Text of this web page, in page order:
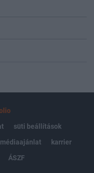
süti beállítások
médiaajánlat
karrier
ÁSZF